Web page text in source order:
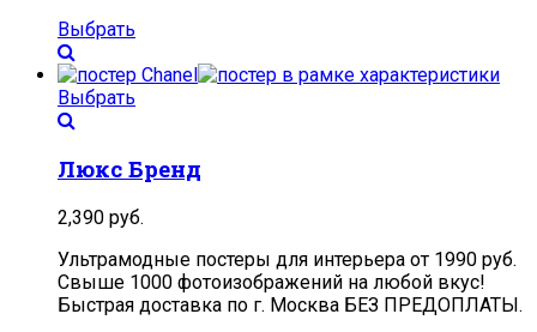
Выбрать
Выбрать
Люкс Бренд
2,390 руб.
Ультрамодные постеры для интерьера от 1990 руб.
Свыше 1000 фотоизображений на любой вкус!
Быстрая доставка по г. Москва БЕЗ ПРЕДОПЛАТЫ.